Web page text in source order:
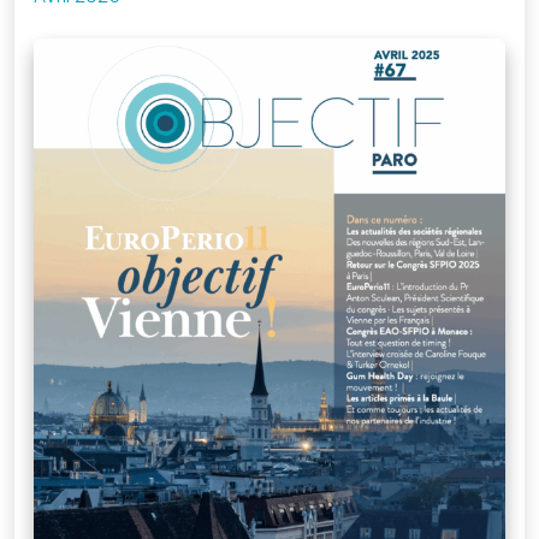
à mon compte
Mot de passe
Devenir
membre
de la SFPIO
Rejoignez-